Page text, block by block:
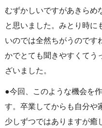
むずかしいですがあきらめ
と思いました。みとり時
いのでは全然ちがうのです
かでとても聞きやすくてう
ざいました。
●今回、このような機会を
す。卒業してからも自分や
少しずつではありますが癒